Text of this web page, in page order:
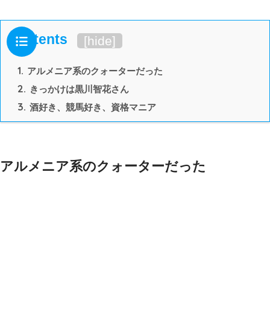
Contents [hide]
1. アルメニア系のクォーターだった
2. きっかけは黒川智花さん
3. 酒好き、競馬好き、資格マニア
アルメニア系のクォーターだった